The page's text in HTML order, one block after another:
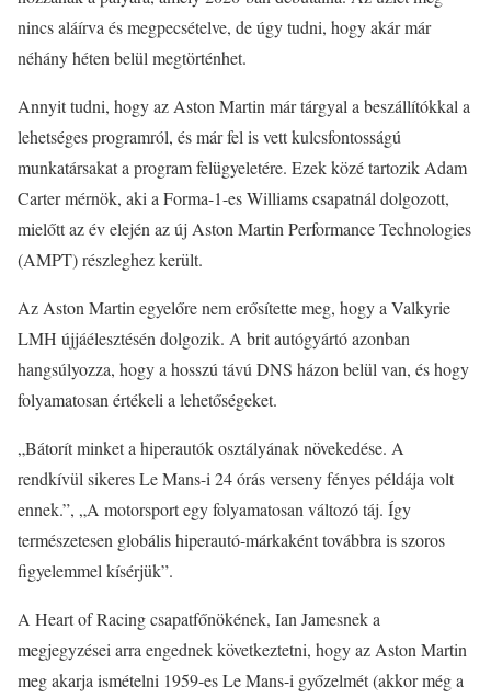
nincs aláírva és megpecsételve, de úgy tudni, hogy akár már
néhány héten belül megtörténhet.
Annyit tudni, hogy az Aston Martin már tárgyal a beszállítókkal a
lehetséges programról, és már fel is vett kulcsfontosságú
munkatársakat a program felügyeletére. Ezek közé tartozik Adam
Carter mérnök, aki a Forma-1-es Williams csapatnál dolgozott,
mielőtt az év elején az új Aston Martin Performance Technologies
(AMPT) részleghez került.
Az Aston Martin egyelőre nem erősítette meg, hogy a Valkyrie
LMH újjáélesztésén dolgozik. A brit autógyártó azonban
hangsúlyozza, hogy a hosszú távú DNS házon belül van, és hogy
folyamatosan értékeli a lehetőségeket.
„Bátorít minket a hiperautók osztályának növekedése. A
rendkívül sikeres Le Mans-i 24 órás verseny fényes példája volt
ennek.”, „A motorsport egy folyamatosan változó táj. Így
természetesen globális hiperautó-márkaként továbbra is szoros
figyelemmel kísérjük”.
A Heart of Racing csapatfőnökének, Ian Jamesnek a
megjegyzései arra engednek következtetni, hogy az Aston Martin
meg akarja ismételni 1959-es Le Mans-i győzelmét (akkor még a